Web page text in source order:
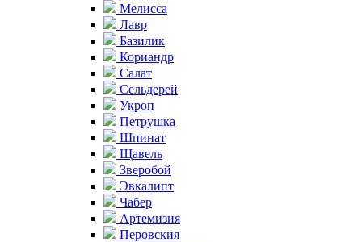
Мелисса
Лавр
Базилик
Кориандр
Салат
Сельдерей
Укроп
Петрушка
Шпинат
Щавель
Зверобой
Эвкалипт
Чабер
Артемизия
Перовския